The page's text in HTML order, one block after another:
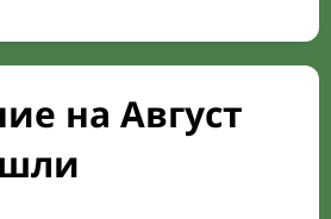
на Август